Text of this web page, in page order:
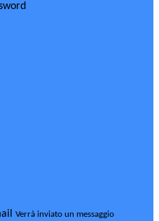
Verrà inviato un messaggio